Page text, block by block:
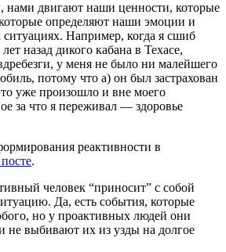
, нами двигают наши ценности, которые
определяют наши эмоции и
Например, когда я сшиб
назад дикого кабана в Техасе,
у меня не было ни малейшего
потому что а) он был застрахован
уже произошло и вне моего
за что я переживал — здоровье
реактивности в
.
человек “приносит” с собой
Да, есть события, которые
но у проактивных людей они
выбивают их из узды на долгое